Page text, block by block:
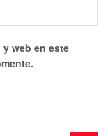
web en este